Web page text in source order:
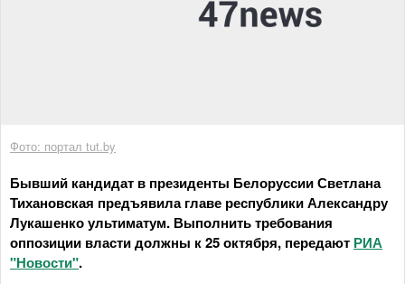
Фото: портал tut.by
Бывший кандидат в президенты Белоруссии Светлана
Тихановская предъявила главе республики Александру
Лукашенко ультиматум. Выполнить требования
оппозиции власти должны к 25 октября, передают РИА
"Новости".